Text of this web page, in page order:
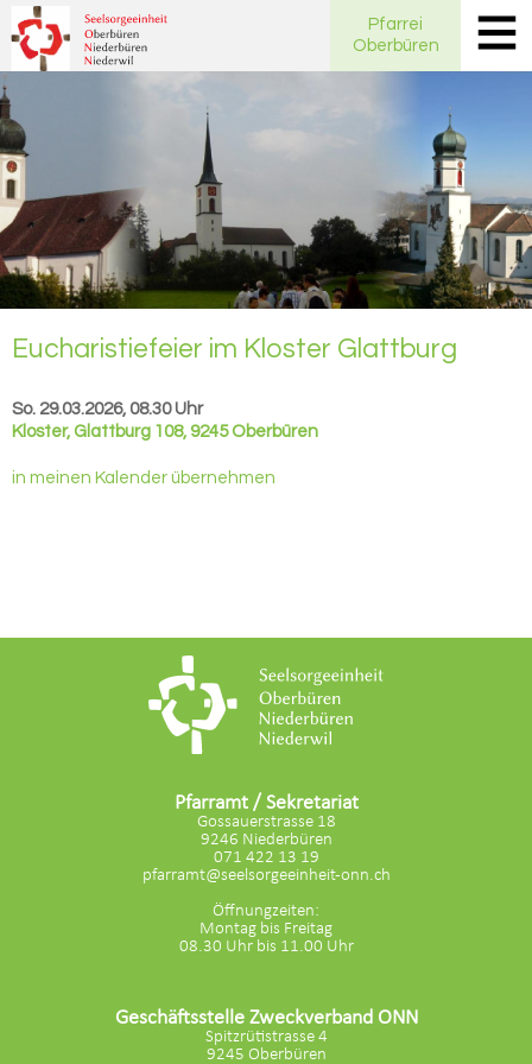
Pfarrei
Oberbüren
Eu­cha­ris­tie­fei­er im Klos­ter Glatt­burg
So. 29.03.2026, 08.30 Uhr
Kloster, Glattburg 108, 9245 Oberbüren
in meinen Kalender übernehmen
Pfarramt / Sekretariat
Gossauerstrasse 18
9246 Niederbüren
071 422 13 19
pfarramt@seelsorgeeinheit-onn.ch
Öffnungzeiten:
Montag bis Freitag
08.30 Uhr bis 11.00 Uhr
Geschäftsstelle Zweckverband ONN
Spitzrütistrasse 4
9245 Oberbüren